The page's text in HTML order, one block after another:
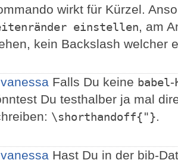
wirkt für Kürzel.
einstellen, am
kein Backslash welcher
Falls Du keine babel-
Du testhalber ja mal
\shorthandoff{"}.
Hast Du in der bib-